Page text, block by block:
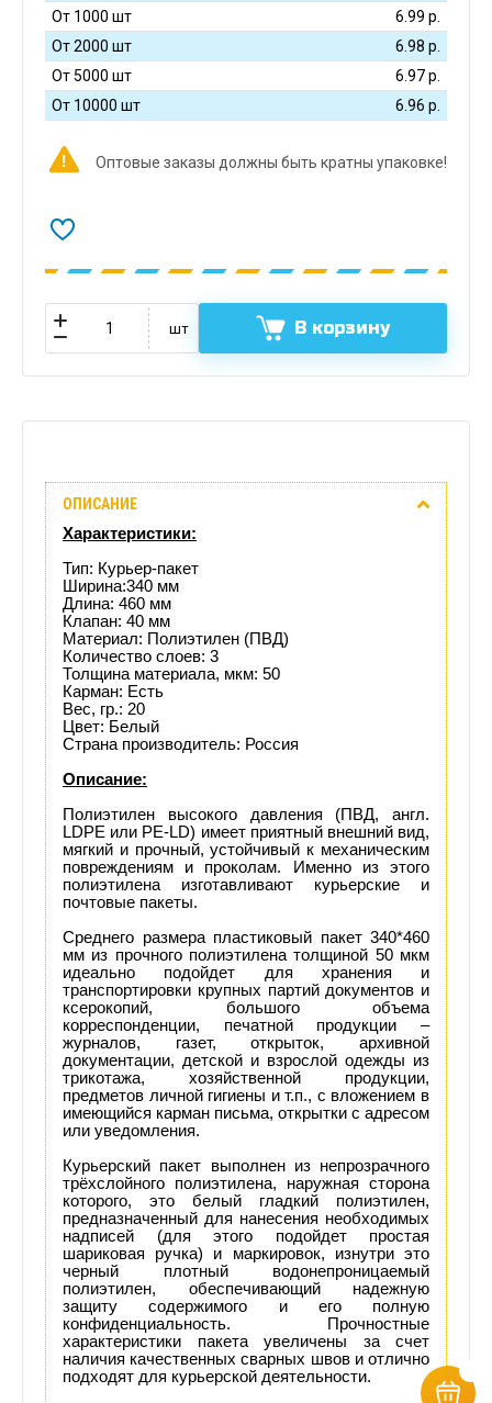
От 1000 шт
6.99 р.
От 2000 шт
6.98 р.
От 5000 шт
6.97р.
От 10000 шт
6.96 р.
Оптовые заказы должны быть кратны упаковке!
шт В корзину
Отзывы
(0)
Доставка
этого
товара
ОПИСАНИЕ
Характеристики:
Тип: Курьер-пакет
Ширина:340 мм
Длина: 460 мм
Клапан: 40 мм
Материал: Полиэтилен (ПВД)
Количество слоев: 3
Толщина материала, мкм: 50
Карман: Есть
Вес, гр.: 20
Цвет: Белый
Страна производитель: Россия
Описание:
Полиэтилен высокого давления (ПВД, англ.
LDPE или PE-LD) имеет приятный внешний вид,
мягкий и прочный, устойчивый к механическим
повреждениям и проколам. Именно из этого
полиэтилена изготавливают курьерские и
почтовые пакеты.
Среднего размера пластиковый пакет 340*460
мм из прочного полиэтилена толщиной 50 мкм
идеально подойдет для хранения и
транспортировки крупных партий документов и
ксерокопий, большого объема
корреспонденции, печатной продукции –
журналов, газет, открыток, архивной
документации, детской и взрослой одежды из
трикотажа, хозяйственной продукции,
предметов личной гигиены и т.п., с вложением в
имеющийся карман письма, открытки с адресом
или уведомления.
Курьерский пакет выполнен из непрозрачного
трёхслойного полиэтилена, наружная сторона
которого, это белый гладкий полиэтилен,
предназначенный для нанесения необходимых
надписей (для этого подойдет простая
шариковая ручка) и маркировок, изнутри это
черный плотный водонепроницаемый
полиэтилен, обеспечивающий надежную
защиту содержимого и его полную
конфиденциальность. Прочностные
характеристики пакета увеличены за счет
наличия качественных сварных швов и отлично
подходят для курьерской деятельности.